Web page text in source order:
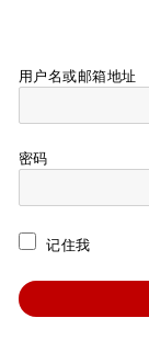
用户名或邮箱地址
密码
记住我